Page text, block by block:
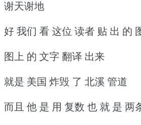
谢天谢地
好 我们 看 这位 读者 贴 出 的
图上 的 文字 翻译 出来
就是 美国 炸毁 了 北溪 管道
而且 他 是 用 复数 也 就 是 两